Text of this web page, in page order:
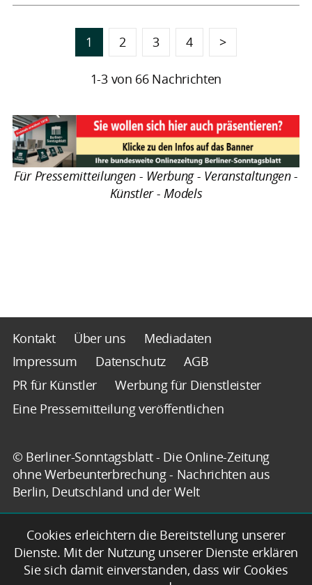
1 2 3 4 >
1-3 von 66 Nachrichten
Für Pressemitteilungen - Werbung - Veranstaltungen -
Künstler - Models
Kontakt Über uns
Mediadaten
Impressum
Datenschutz
AGB
PR für Künstler
Werbung für Dienstleister
Eine Pressemitteilung veröffentlichen
© Berliner-Sonntagsblatt - Die Online-Zeitung
ohne Werbeunterbrechung - Nachrichten aus
Berlin, Deutschland und der Welt
Cookies erleichtern die Bereitstellung unserer
Dienste. Mit der Nutzung unserer Dienste erklären
Sie sich damit einverstanden, dass wir Cookies